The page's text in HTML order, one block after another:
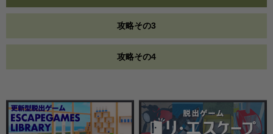
攻略その3
攻略その4